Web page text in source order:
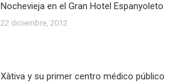
Nochevieja en el Gran Hotel Espanyoleto
22 diciembre, 2012
Xàtiva y su primer centro médico público